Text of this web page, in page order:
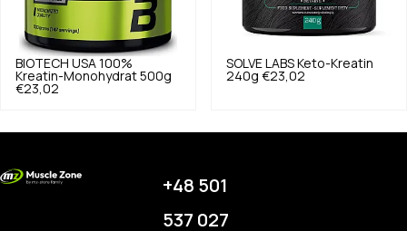
BIOTECH USA 100%
Kreatin-Monohydrat 500g
€23,02
SOLVE LABS Keto-Kreatin
240g €23,02
+48 501
537 027